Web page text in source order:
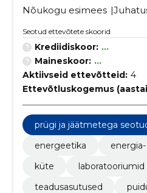
Nõukogu esimees
Seotud ettevõtete skoorid
Krediidiskoor: ...
Maineskoor: ...
Aktiivseid ettevõtteid: 4
Ettevõtluskogemus
prügi ja jäätmetega
energeetika
küte
laboratooriumid
teadusasutused